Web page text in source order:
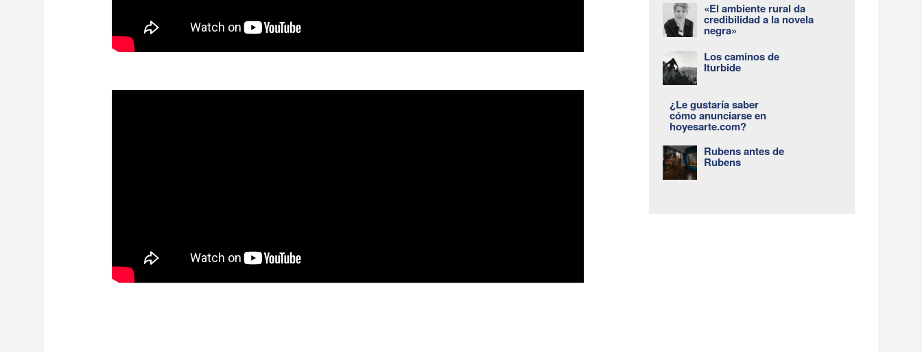
«El ambiente rural da
credibilidad a la novela
negra»
Los caminos de
Iturbide
¿Le gustaría saber
cómo anunciarse en
hoyesarte.com?
Rubens antes de
Rubens